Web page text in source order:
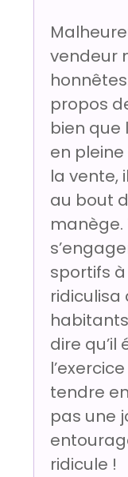
vendeur
propos
bien que
en
la vente,
au bout
manège.
sportifs
ridiculisa
dire
tendre
pas une
ridicule !